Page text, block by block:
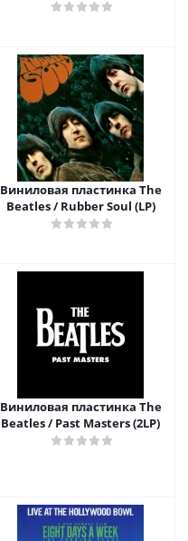
Edition)(23x7" Vinyl Single)
Виниловая пластинка The
Beatles / Rubber Soul (LP)
Виниловая пластинка The
Beatles / Past Masters (2LP)